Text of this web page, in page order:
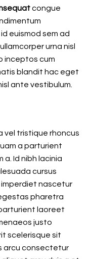
congue
euismod sem ad
urna nisl
inceptos cum
blandit hac eget
ante vestibulum.
vel tristique rhoncus
a parturient
Id nibh lacinia
cursus
imperdiet nascetur
pharetra
laoreet
justo
scelerisque sit
arcu consectetur